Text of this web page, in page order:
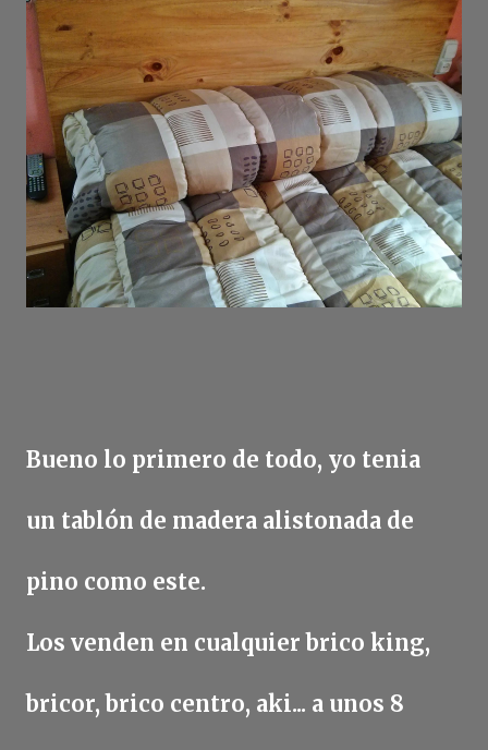
Bueno lo primero de todo, yo tenia
un tablón de madera alistonada de
pino como este.
Los venden en cualquier brico king,
bricor, brico centro, aki... a unos 8